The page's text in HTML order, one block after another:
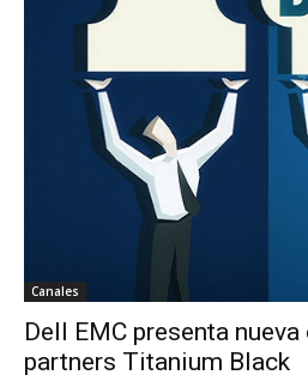
Canales
Dell EMC presenta
partners Titanium Black